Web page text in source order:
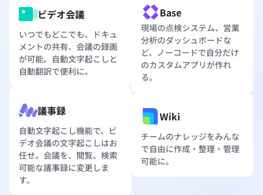
ビデオ会議
いつでもどこでも、ドキュ
メントの共有、会議の録画
が可能。自動文字起こしと
自動翻訳で便利に。
議事録
自動文字起こし機能で、ビ
デオ会議の文字起こしはお
任せ。会議を、閲覧、検索
可能な議事録に変更しま
す。
Base
現場の点検システム、営業
分析のダッシュボードな
ど、ノーコードで自分だけ
のカスタムアプリが作れ
る。
Wiki
チームのナレッジをみんな
で自由に作成・整理・管理
可能に。